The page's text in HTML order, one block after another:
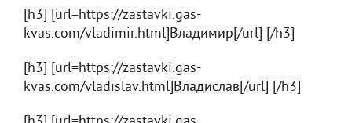
[h3] [url=https://zastavki.gas-
kvas.com/vladimir.html]Владимир[/url] [/h3]
[h3] [url=https://zastavki.gas-
kvas.com/vladislav.html]Владислав[/url] [/h3]